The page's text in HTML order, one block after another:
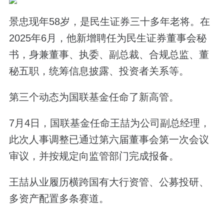
景忠现年58岁，是民生证券三十多年老将。在
2025年6月，他新增聘任为民生证券董事会秘
书，身兼董事、执委、副总裁、合规总监、董
秘五职，统筹信息披露、投资者关系等。
第三个动态为国联基金任命了新高管。
7月4日，国联基金任命王喆为公司副总经理，
此次人事调整已通过第六届董事会第一次会议
审议，并按规定向监管部门完成报备。
王喆从业履历横跨国有大行资管、公募投研、
多资产配置多条赛道。